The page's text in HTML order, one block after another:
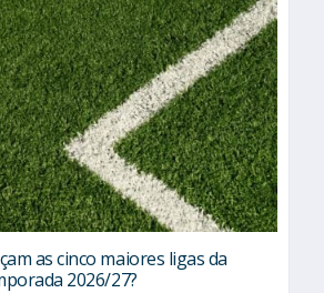
as cinco maiores ligas da
2026/27?